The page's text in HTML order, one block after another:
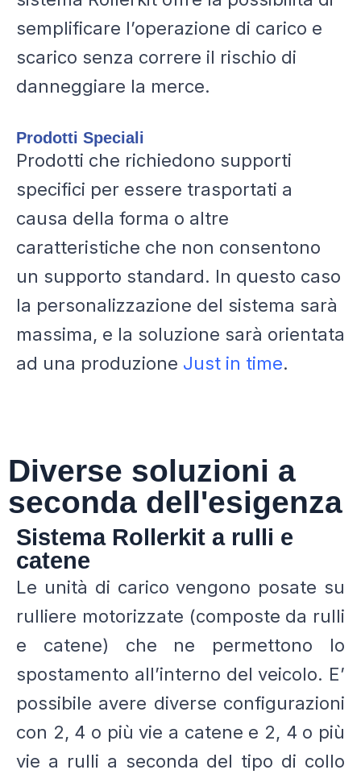
semplificare l’operazione di carico e
scarico senza correre il rischio di
danneggiare la merce.
Prodotti Speciali
Prodotti che richiedono supporti
specifici per essere trasportati a
causa della forma o altre
caratteristiche che non consentono
un supporto standard. In questo caso
la personalizzazione del sistema sarà
massima, e la soluzione sarà orientata
ad una produzione Just in time.
Diverse soluzioni a
seconda dell'esigenza
Sistema Rollerkit a rulli e
catene
Le unità di carico vengono posate su
rulliere motorizzate (composte da rulli
e catene) che ne permettono lo
spostamento all’interno del veicolo. E’
possibile avere diverse configurazioni
con 2, 4 o più vie a catene e 2, 4 o più
vie a rulli a seconda del tipo di collo